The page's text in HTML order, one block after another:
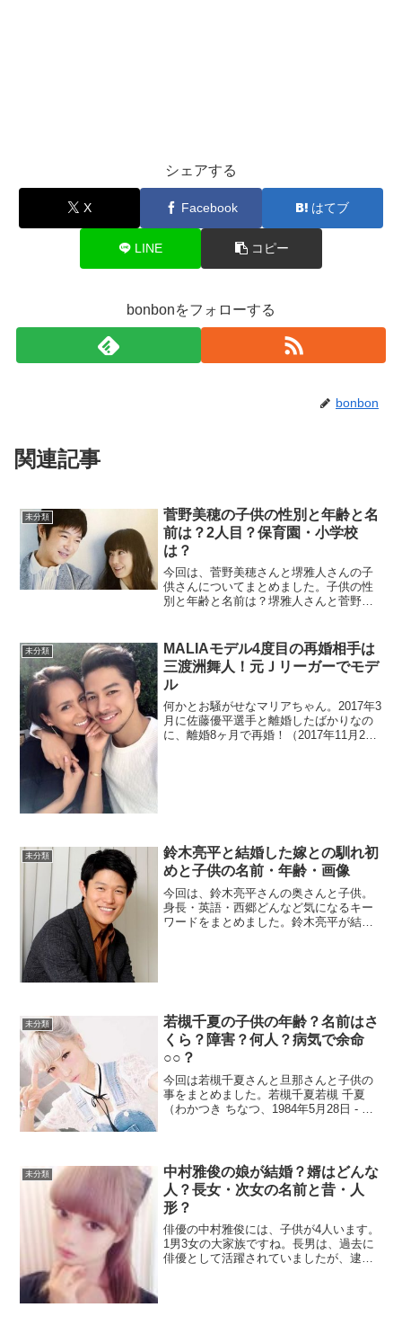
シェアする
X Facebook はてブ
LINE コピー
bonbonをフォローする
bonbon
関連記事
未分類
菅野美穂の子供の性別と年齢と名
前は？2人目？保育園・小学校
は？
今回は、菅野美穂さんと堺雅人さんの子
供さんについてまとめました。子供の性
別と年齢と名前は？堺雅人さんと菅野美
一子である男児を出産。菅野さんのコメ
ント「この...
未分類
MALIAモデル4度目の再婚相手は
三渡洲舞人！元Ｊリーガーでモデ
ル
何かとお騒がせなマリアちゃん。2017年3
月に佐藤優平選手と離婚したばかりなの
に、離婚8ヶ月で再婚！（2017年11月22
未分類
鈴木亮平と結婚した嫁との馴れ初
めと子供の名前・年齢・画像
今回は、鈴木亮平さんの奥さんと子供。
身長・英語・西郷どんなど気になるキー
ワードをまとめました。鈴木亮平が結婚
未分類
若槻千夏の子供の年齢？名前はさ
くら？障害？何人？病気で余命
○○？
今回は若槻千夏さんと旦那さんと子供の
事をまとめました。若槻千夏若槻 千夏
（わかつき ちなつ、1984年5月28日 - ）
チナムプ...
未分類
中村雅俊の娘が結婚？婿はどんな
人？長女・次女の名前と昔・人
形？
俳優の中村雅俊には、子供が4人います。
1男3女の大家族ですね。長男は、過去に
俳優として活躍されていましたが、逮捕